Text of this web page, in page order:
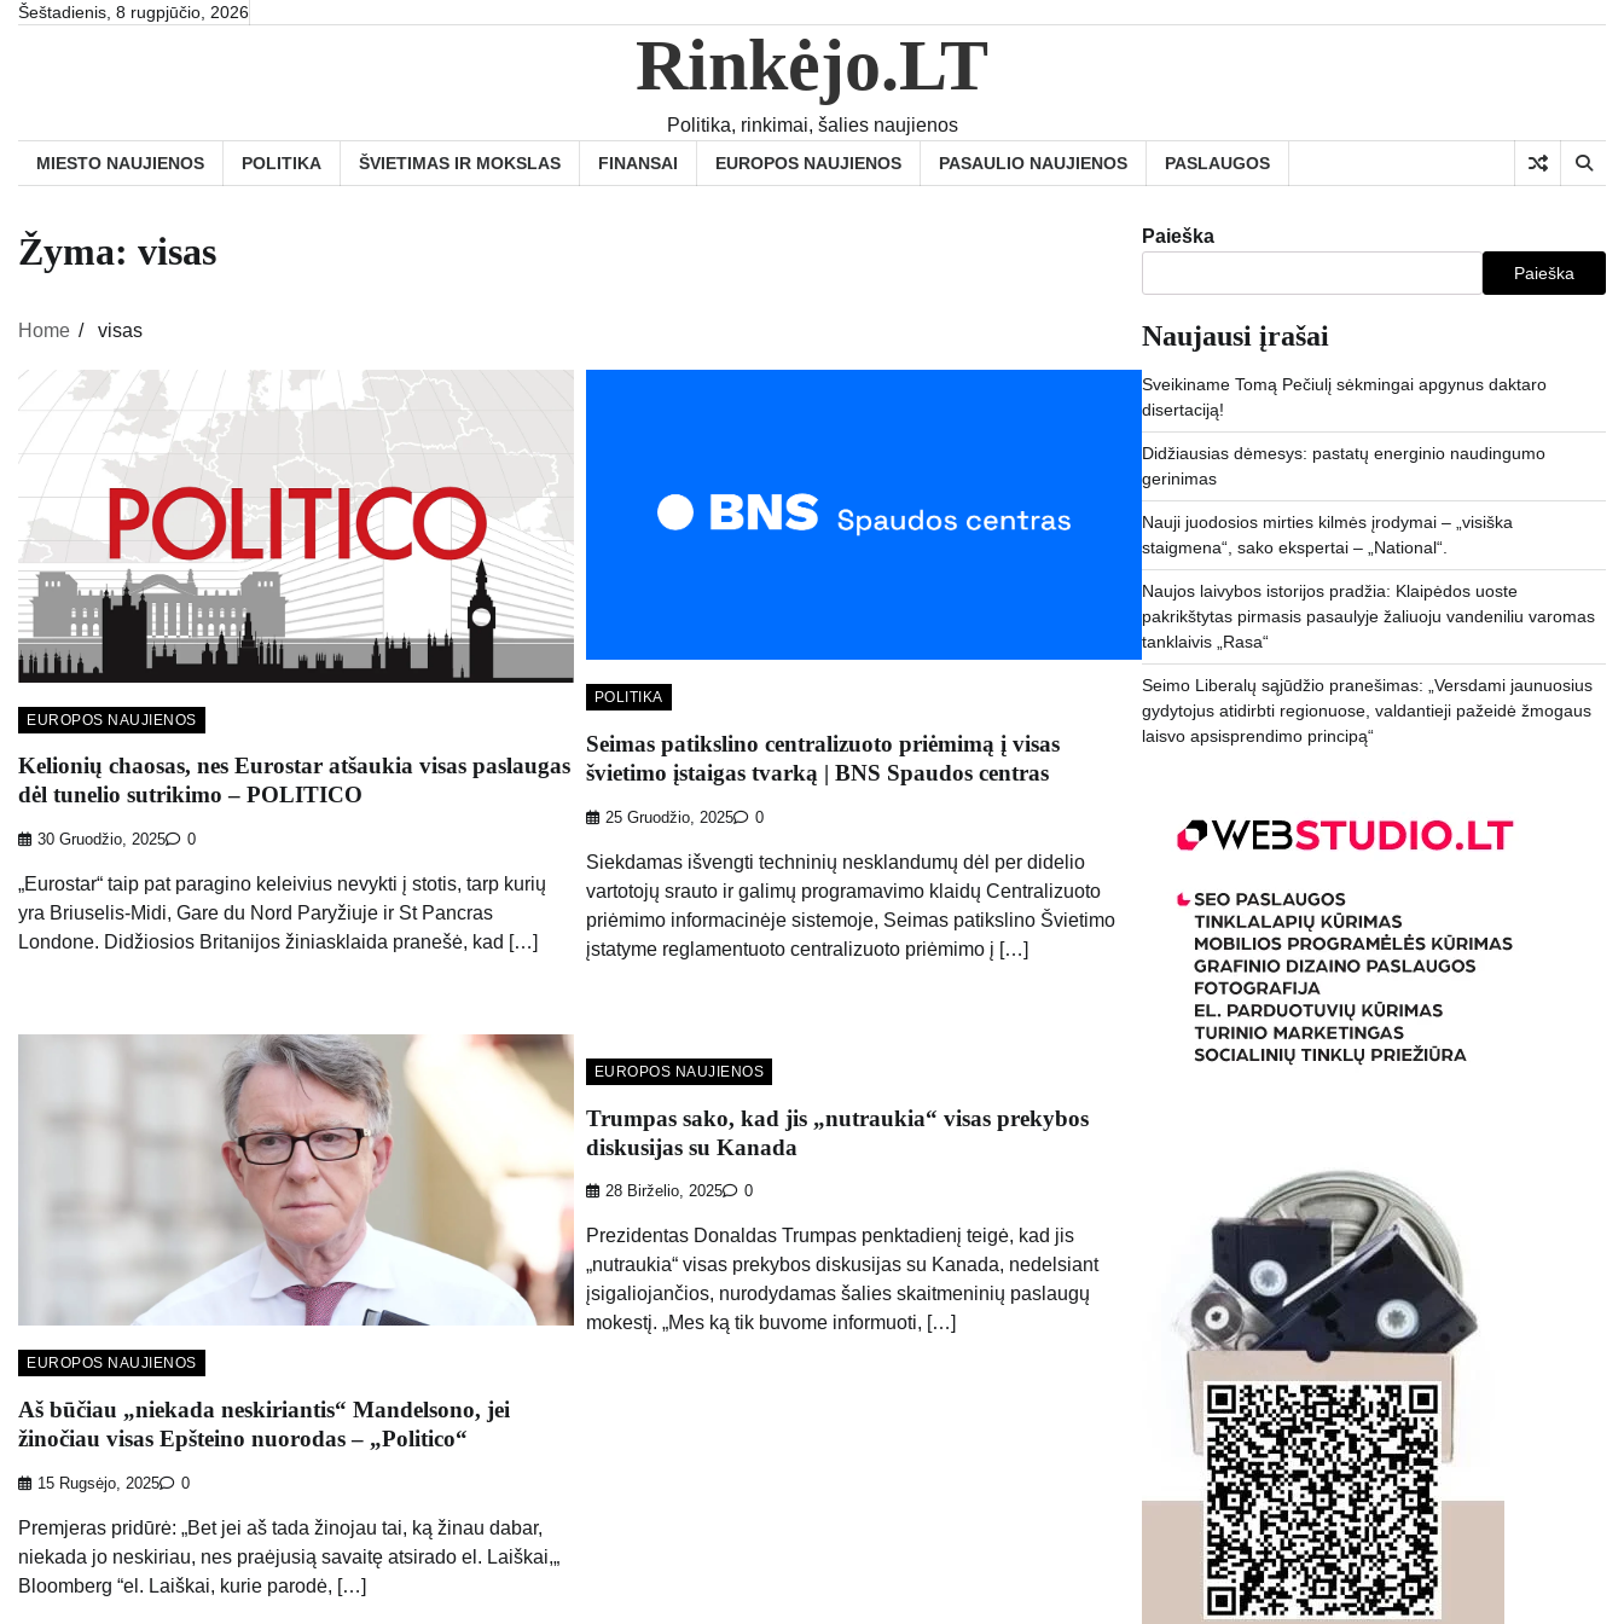
SkipŠeštadienis, 8 rugpjūčio, 2026
Rinkėjo.LT
Politika, rinkimai, šalies naujienos
MIESTO NAUJIENOS POLITIKA ŠVIETIMAS IR MOKSLAS FINANSAI EUROPOS NAUJIENOS PASAULIO NAUJIENOS PASLAUGOS
Žyma: visas
Home visas
EUROPOS NAUJIENOS
Kelionių chaosas, nes Eurostar atšaukia visas paslaugas
dėl tunelio sutrikimo – POLITICO
30 Gruodžio, 2025 0
„Eurostar“ taip pat paragino keleivius nevykti į stotis, tarp kurių
yra Briuselis-Midi, Gare du Nord Paryžiuje ir St Pancras
Londone. Didžiosios Britanijos žiniasklaida pranešė, kad […]
POLITIKA
Seimas patikslino centralizuoto priėmimą į visas
švietimo įstaigas tvarką | BNS Spaudos centras
25 Gruodžio, 2025 0
Siekdamas išvengti techninių nesklandumų dėl per didelio
vartotojų srauto ir galimų programavimo klaidų Centralizuoto
priėmimo informacinėje sistemoje, Seimas patikslino Švietimo
įstatyme reglamentuoto centralizuoto priėmimo į […]
EUROPOS NAUJIENOS
Aš būčiau „niekada neskiriantis“ Mandelsono, jei
žinočiau visas Epšteino nuorodas – „Politico“
15 Rugsėjo, 2025 0
Premjeras pridūrė: „Bet jei aš tada žinojau tai, ką žinau dabar,
niekada jo neskiriau, nes praėjusią savaitę atsirado el. Laiškai,„
Bloomberg “el. Laiškai, kurie parodė, […]
EUROPOS NAUJIENOS
Trumpas sako, kad jis „nutraukia“ visas prekybos
diskusijas su Kanada
28 Birželio, 2025 0
Prezidentas Donaldas Trumpas penktadienį teigė, kad jis
„nutraukia“ visas prekybos diskusijas su Kanada, nedelsiant
įsigaliojančios, nurodydamas šalies skaitmeninių paslaugų
mokestį. „Mes ką tik buvome informuoti, […]
Paieška
Paieška
Naujausi įrašai
Sveikiname Tomą Pečiulį sėkmingai apgynus daktaro
disertaciją!
Didžiausias dėmesys: pastatų energinio naudingumo
gerinimas
Nauji juodosios mirties kilmės įrodymai – „visiška
staigmena“, sako ekspertai – „National“.
Naujos laivybos istorijos pradžia: Klaipėdos uoste
pakrikštytas pirmasis pasaulyje žaliuoju vandeniliu varomas
tanklaivis „Rasa“
Seimo Liberalų sąjūdžio pranešimas: „Versdami jaunuosius
gydytojus atidirbti regionuose, valdantieji pažeidė žmogaus
laisvo apsisprendimo principą“